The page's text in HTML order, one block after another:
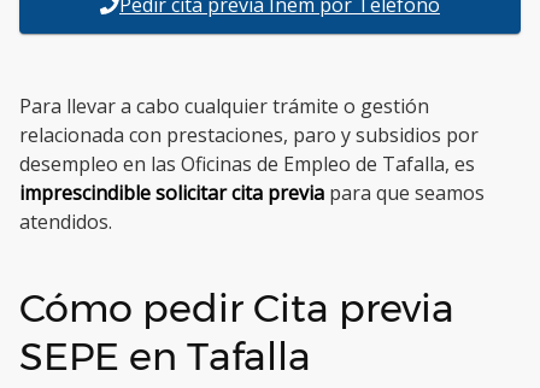
Para llevar a cabo cualquier trámite o gestión
relacionada con prestaciones, paro y subsidios por
desempleo en las Oficinas de Empleo de Tafalla, es
imprescindible solicitar cita previa para que seamos
atendidos.
Cómo pedir Cita previa
SEPE en Tafalla